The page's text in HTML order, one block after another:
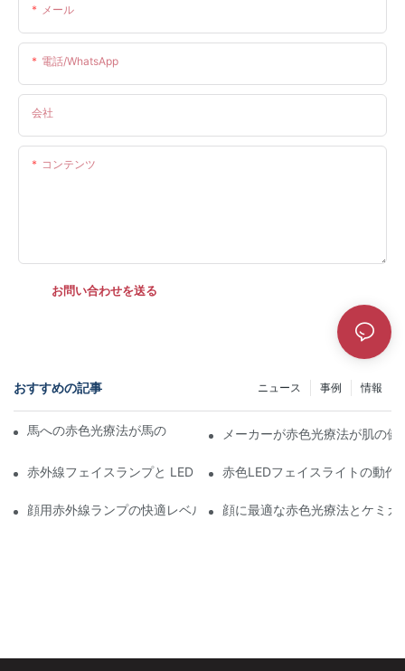
メール
電話/WhatsApp
会社
コンテンツ
お問い合わせを送る
おすすめの記事 情報
事例
ニュース
馬への赤色光療法が馬の長期的な健康に及ぼす影響
メーカーが赤色光療法が肌の
赤外線フェイスランプと LED フェイスランプの主な違いは何です
赤色LEDフェイスライトの動作
顔用赤外線ランプの快適レベルはどのくらいですか?
顔に最適な赤色光療法とケミカ